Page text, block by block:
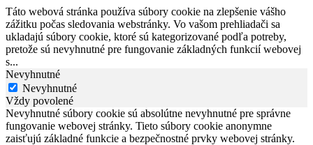
Táto webová stránka používa súbory cookie na zlepšenie vášho
zážitku počas sledovania webstránky. Vo vašom prehliadači sa
ukladajú súbory cookie, ktoré sú kategorizované podľa potreby,
pretože sú nevyhnutné pre fungovanie základných funkcií webovej
s...
Nevyhnutné
Nevyhnutné
Vždy povolené
Nevyhnutné súbory cookie sú absolútne nevyhnutné pre správne
fungovanie webovej stránky. Tieto súbory cookie anonymne
zaisťujú základné funkcie a bezpečnostné prvky webovej stránky.